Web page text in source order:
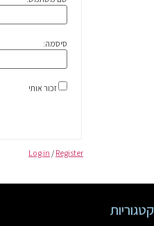
סיסמה:
זכור אותי
Log in / Register
קטגוריות